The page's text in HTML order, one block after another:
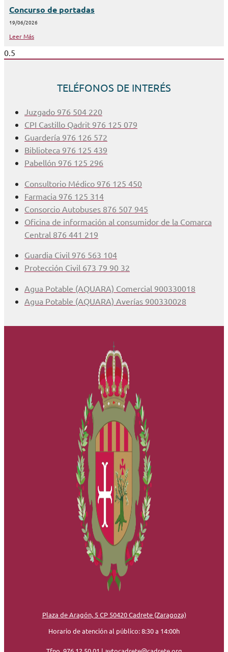
Concurso de portadas
19/06/2026
Leer Más
TELÉFONOS DE INTERÉS
Juzgado 976 504 220
CPI Castillo Qadrit 976 125 079
Guardería 976 126 572
Biblioteca 976 125 439
Pabellón 976 125 296
Consultorio Médico 976 125 450
Farmacia 976 125 314
Consorcio Autobuses 876 507 945
Oficina de información al consumidor de la Comarca
Central 876 441 219
Guardia Civil 976 563 104
Protección Civil 673 79 90 32
Agua Potable (AQUARA) Comercial 900330018
Agua Potable (AQUARA) Averías 900330028
Plaza de Aragón, 5 CP 50420 Cadrete (Zaragoza)
Horario de atención al público: 8:30 a 14:00h